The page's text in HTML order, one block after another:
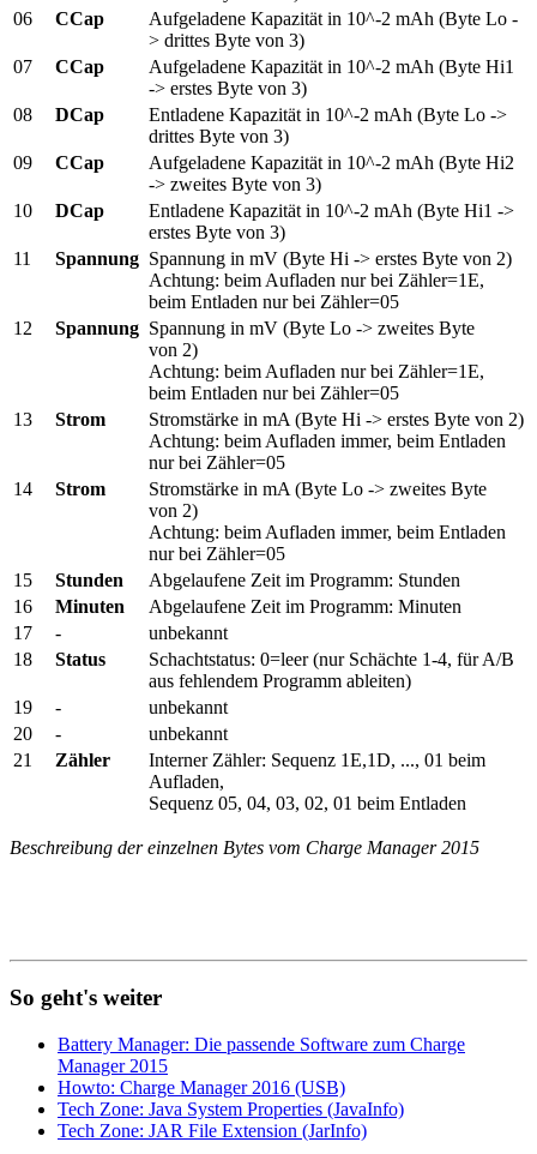
06
CCap
Aufgeladene Kapazität in 10^-2 mAh (Byte Lo -
> drittes Byte von 3)
07
CCap
Aufgeladene Kapazität in 10^-2 mAh (Byte Hi1
-> erstes Byte von 3)
08
DCap
Entladene Kapazität in 10^-2 mAh (Byte Lo ->
drittes Byte von 3)
09
CCap
Aufgeladene Kapazität in 10^-2 mAh (Byte Hi2
-> zweites Byte von 3)
10
DCap
Entladene Kapazität in 10^-2 mAh (Byte Hi1 ->
erstes Byte von 3)
11
Spannung Spannung in mV (Byte Hi -> erstes Byte von 2)
Achtung: beim Aufladen nur bei Zähler=1E,
beim Entladen nur bei Zähler=05
12
Spannung Spannung in mV (Byte Lo -> zweites Byte
von 2)
Achtung: beim Aufladen nur bei Zähler=1E,
beim Entladen nur bei Zähler=05
13
Strom
Stromstärke in mA (Byte Hi -> erstes Byte von 2)
Achtung: beim Aufladen immer, beim Entladen
nur bei Zähler=05
14
Strom
Stromstärke in mA (Byte Lo -> zweites Byte
von 2)
Achtung: beim Aufladen immer, beim Entladen
nur bei Zähler=05
15
Stunden
Abgelaufene Zeit im Programm: Stunden
16
Minuten
Abgelaufene Zeit im Programm: Minuten
17
-
unbekannt
18
Status
Schachtstatus: 0=leer (nur Schächte 1-4, für A/B
aus fehlendem Programm ableiten)
19
-
unbekannt
20
-
unbekannt
21
Zähler
Interner Zähler: Sequenz 1E,1D, ..., 01 beim
Aufladen,
Sequenz 05, 04, 03, 02, 01 beim Entladen
Beschreibung der einzelnen Bytes vom Charge Manager 2015
So geht's weiter
Battery Manager: Die passende Software zum Charge
Manager 2015
Howto: Charge Manager 2016 (USB)
Tech Zone: Java System Properties (JavaInfo)
Tech Zone: JAR File Extension (JarInfo)